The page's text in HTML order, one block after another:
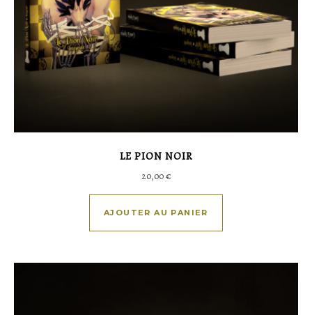
LE PION NOIR
20,00€
AJOUTER AU PANIER